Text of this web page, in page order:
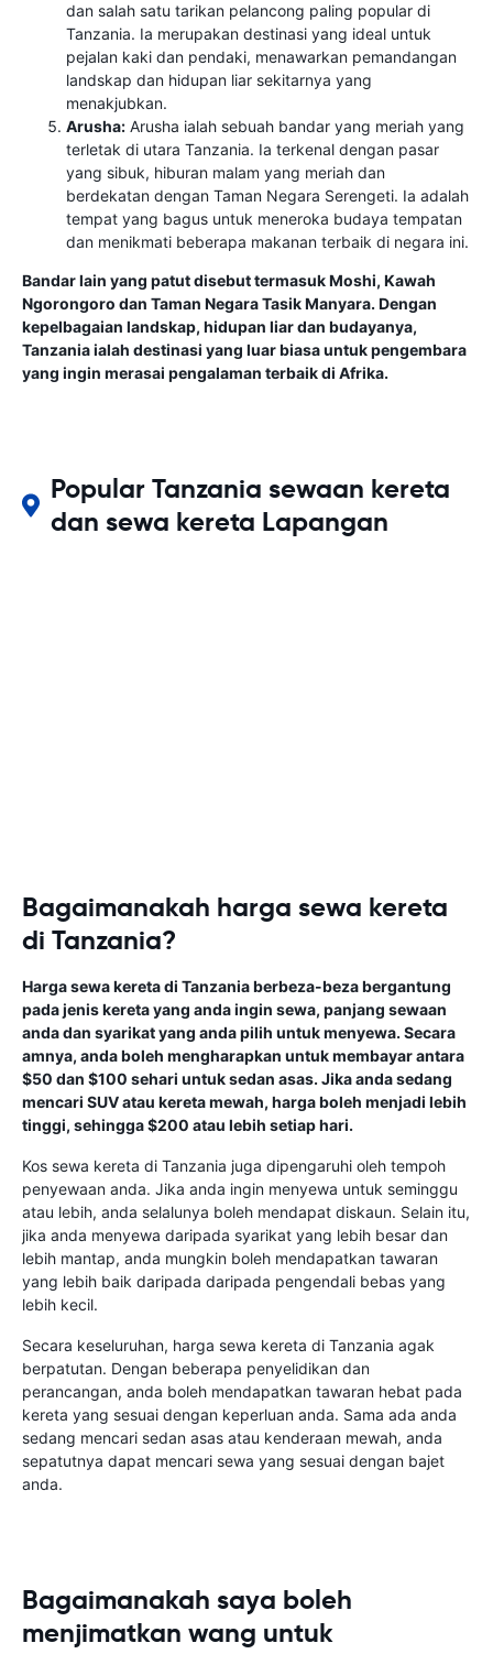
dan salah satu tarikan pelancong paling popular di
Tanzania. Ia merupakan destinasi yang ideal untuk
pejalan kaki dan pendaki, menawarkan pemandangan
landskap dan hidupan liar sekitarnya yang
menakjubkan.
Arusha: Arusha ialah sebuah bandar yang meriah yang
terletak di utara Tanzania. Ia terkenal dengan pasar
yang sibuk, hiburan malam yang meriah dan
berdekatan dengan Taman Negara Serengeti. Ia adalah
tempat yang bagus untuk meneroka budaya tempatan
dan menikmati beberapa makanan terbaik di negara ini.
Bandar lain yang patut disebut termasuk Moshi, Kawah
Ngorongoro dan Taman Negara Tasik Manyara. Dengan
kepelbagaian landskap, hidupan liar dan budayanya,
Tanzania ialah destinasi yang luar biasa untuk pengembara
yang ingin merasai pengalaman terbaik di Afrika.
Popular Tanzania sewaan kereta
dan sewa kereta Lapangan
Bagaimanakah harga sewa kereta
di Tanzania?
Harga sewa kereta di Tanzania berbeza-beza bergantung
pada jenis kereta yang anda ingin sewa, panjang sewaan
anda dan syarikat yang anda pilih untuk menyewa. Secara
amnya, anda boleh mengharapkan untuk membayar antara
$50 dan $100 sehari untuk sedan asas. Jika anda sedang
mencari SUV atau kereta mewah, harga boleh menjadi lebih
tinggi, sehingga $200 atau lebih setiap hari.
Kos sewa kereta di Tanzania juga dipengaruhi oleh tempoh
penyewaan anda. Jika anda ingin menyewa untuk seminggu
atau lebih, anda selalunya boleh mendapat diskaun. Selain itu,
jika anda menyewa daripada syarikat yang lebih besar dan
lebih mantap, anda mungkin boleh mendapatkan tawaran
yang lebih baik daripada daripada pengendali bebas yang
lebih kecil.
Secara keseluruhan, harga sewa kereta di Tanzania agak
berpatutan. Dengan beberapa penyelidikan dan
perancangan, anda boleh mendapatkan tawaran hebat pada
kereta yang sesuai dengan keperluan anda. Sama ada anda
sedang mencari sedan asas atau kenderaan mewah, anda
sepatutnya dapat mencari sewa yang sesuai dengan bajet
anda.
Bagaimanakah saya boleh
menjimatkan wang untuk